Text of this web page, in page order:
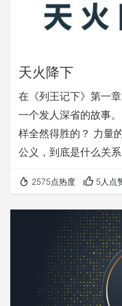
天火降下
在《列王记下》第一
一个发人深省的故事
样全然得胜的？ 力量
公义，到底是什么关
下》 本文链接（若有
面的链接发给他，在
https://fuyin116.com/
《教会建造》系列 鼓
藏我们的网址（fuy…
2575点热度 5人点